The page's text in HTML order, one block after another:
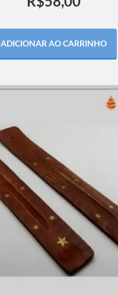
ADICIONAR AO CARRINHO